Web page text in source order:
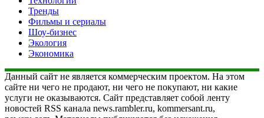
Тренды
Фильмы и сериалы
Шоу-бизнес
Экология
Экономика
Данный сайт не является коммерческим проектом. На этом
сайте ни чего не продают, ни чего не покупают, ни какие
услуги не оказываются. Сайт представляет собой ленту
новостей RSS канала news.rambler.ru, kommersant.ru,